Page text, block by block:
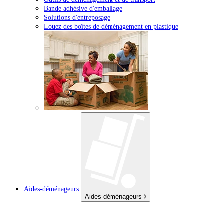
Bande adhésive d'emballage
Solutions d'entreposage
Louez des boîtes de déménagement en plastique
Aides-déménageurs
Aides-déménageurs